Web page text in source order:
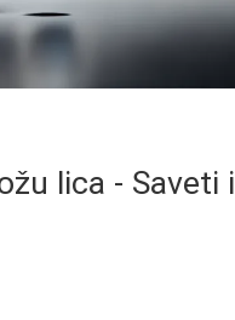
lica - Saveti i